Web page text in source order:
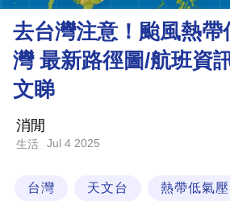
理
財
商
場
去台灣注意！颱風熱帶
灣 最新路徑圖/航班資
文睇
消閒
生活 Jul 4 2025
台灣 天文台 熱帶低氣壓